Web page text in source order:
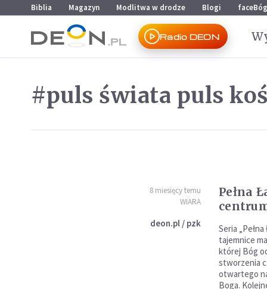
Przejdź do menu głównego
Przejdź do treści
Biblia Magazyn Modlitwa w drodze Blogi faceBóg
Radio DEON
#puls świata puls
8 miesięcy temu
WIARA
deon.pl / pzk
Pełna
Seria
tajemnice
której Bóg
stworzenia
otwartego
Boga.